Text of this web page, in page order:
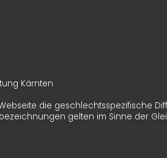
Kärnten
die geschlechtsspezifische
gelten im Sinne der